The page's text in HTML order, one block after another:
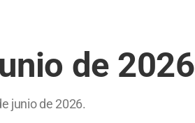
de 2026
junio de 2026.